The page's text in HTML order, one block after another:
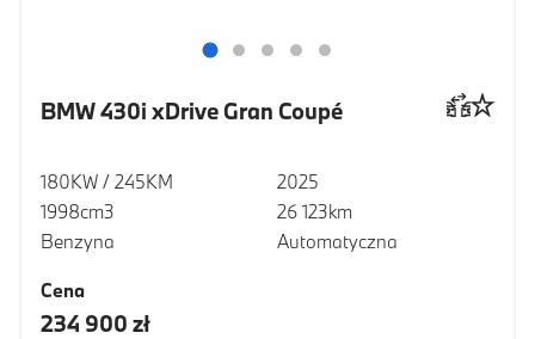
BMW 430i xDrive Gran Coupé
180KW / 245KM
1998cm3
Benzyna
2025
26 123km
Automatyczna
Cena
234 900 zł